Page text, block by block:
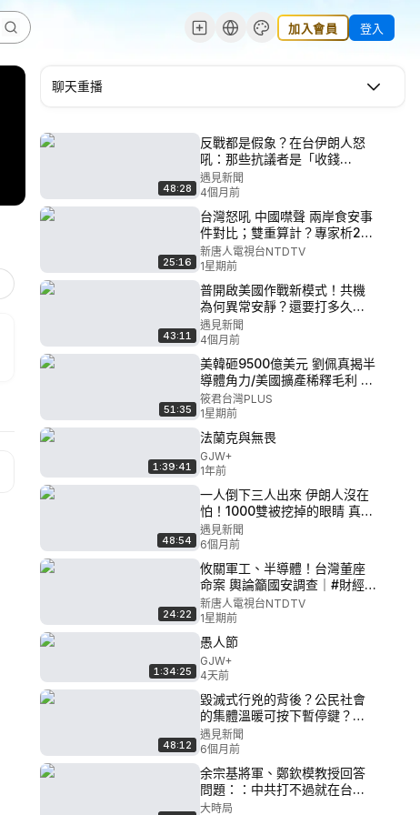
加入會員 登入
聊天重播
48:28
反戰都是假象？在台伊朗人怒
吼：那些抗議者是「收錢
的」！揭國際輿論戰真相！曝
光獨裁政權最黑暗的秘密！伊
朗人渴望推翻神學政權復興
「中東巴黎」！｜【ft. 阮大為
｜在台伊朗人】｜遇見新聞
遇見新聞
4個月前
25:16
台灣怒吼 中國噤聲 兩岸食安事
件對比；雙重算計？專家析21
大前官場震盪；重慶山崩搜救
現場最新發現 畫面曝光|【#中
國禁聞】 2026.07.27
新唐人電視台NTDTV
1星期前
43:11
普開啟美國作戰新模式！共機
為何異常安靜？還要打多久？
邪惡軸心瑟瑟發抖！誰是下一
位？台海會是最終決戰場？｜
【ft. 林穎佑｜淡江大學國際事
務與戰略研究所副教授】｜遇
見新聞│
遇見新聞
4個月前
51:35
美韓砸9500億美元 劉佩真揭半
導體角力/美國擴產稀釋毛利 台
積電長線評估利大於弊/美方扶
植韓國聯盟 台灣代工面臨全新
挑戰/超高參數門檻極高 龐大算
力依舊靠美系廠/｜20260727
｜
筱君台灣PLUS
1星期前
1:39:41
法蘭克與無畏
GJW+
1年前
48:54
一人倒下三人出來 伊朗人沒在
怕！1000雙被挖掉的眼睛 真相
被屏蔽！七千年文明對決老人
政治 拆解宗教盾牌下的偽善！
崩潰的匯率與生存危機！對美
國的期待？｜【ft. 阮大為｜在
台伊朗人】｜遇見新聞│
遇見新聞
6個月前
24:22
攸關軍工、半導體！台灣董座
命案 輿論籲國安調查｜#財經
新聞｜20260727(一)｜#新唐
人
新唐人電視台NTDTV
1星期前
1:34:25
愚人節
GJW+
4天前
48:12
毀滅式行兇的背後？公民社會
的集體溫暖可按下暫停鍵？張
文案偵結之後 才是探究的開
始！法醫視角分析北捷恐攻案
爭議盲點！｜【ft.高大成博士
｜台灣著名法醫】｜遇見新聞│
遇見新聞
6個月前
余宗基將軍、鄭欽模教授回答
問題：：中共打不過就在台灣
搞統戰，從內部撕裂、顛覆台
大時局